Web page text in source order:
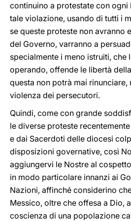
continuino a protestate con
tale violazione, usando di tutti i
se queste proteste non avranno
del Governo, varranno a
specialmente i meno istruiti, che
operando, offende le libertà
questa non potrà mai rinunciare,
violenza dei persecutori.
Quindi, come con grande
le diverse proteste
e dai Sacerdoti delle diocesi
disposizioni governative, così
aggiungervi le Nostre al
in modo particolare innanzi ai
Nazioni, affinché considerino
Messico, oltre che offesa a Dio,
coscienza di una popolazione